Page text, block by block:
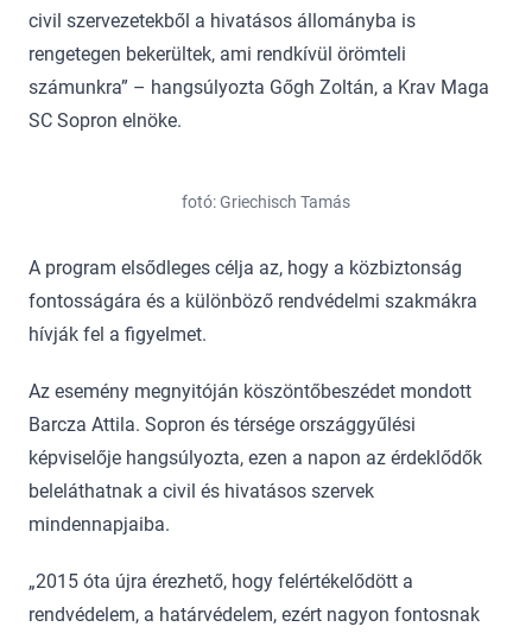
civil szervezetekből a hivatásos állományba is
rengetegen bekerültek, ami rendkívül örömteli
számunkra” – hangsúlyozta Gőgh Zoltán, a Krav Maga
SC Sopron elnöke.
fotó: Griechisch Tamás
A program elsődleges célja az, hogy a közbiztonság
fontosságára és a különböző rendvédelmi szakmákra
hívják fel a figyelmet.
Az esemény megnyitóján köszöntőbeszédet mondott
Barcza Attila. Sopron és térsége országgyűlési
képviselője hangsúlyozta, ezen a napon az érdeklődők
beleláthatnak a civil és hivatásos szervek
mindennapjaiba.
„2015 óta újra érezhető, hogy felértékelődött a
rendvédelem, a határvédelem, ezért nagyon fontosnak